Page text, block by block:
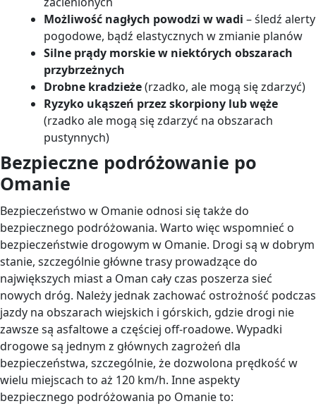
Możliwość nagłych powodzi w wadi – śledź alerty
pogodowe, bądź elastycznych w zmianie planów
Silne prądy morskie w niektórych obszarach
przybrzeżnych
Drobne kradzieże(rzadko, ale mogą się zdarzyć)
Ryzyko ukąszeń przez skorpiony lub węże
(rzadko ale mogą się zdarzyć na obszarach
pustynnych)
Bezpieczne podróżowanie po
Omanie
Bezpieczeństwo w Omanie odnosi się także do
bezpiecznego podróżowania. Warto więc wspomnieć o
bezpieczeństwie drogowym w Omanie. Drogi są w dobrym
stanie, szczególnie główne trasy prowadzące do
największych miast a Oman cały czas poszerza sieć
nowych dróg. Należy jednak zachować ostrożność podczas
jazdy na obszarach wiejskich i górskich, gdzie drogi nie
zawsze są asfaltowe a częściej off-roadowe. Wypadki
drogowe są jednym z głównych zagrożeń dla
bezpieczeństwa, szczególnie, że dozwolona prędkość w
wielu miejscach to aż 120 km/h. Inne aspekty
bezpiecznego podróżowania po Omanie to: